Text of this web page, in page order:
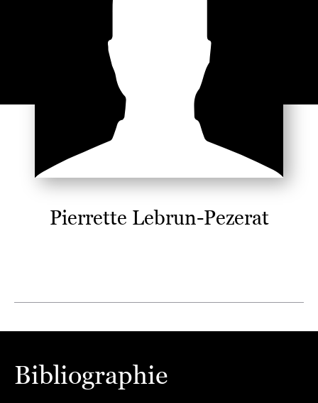
Pierrette Lebrun-Pezerat
Bibliographie